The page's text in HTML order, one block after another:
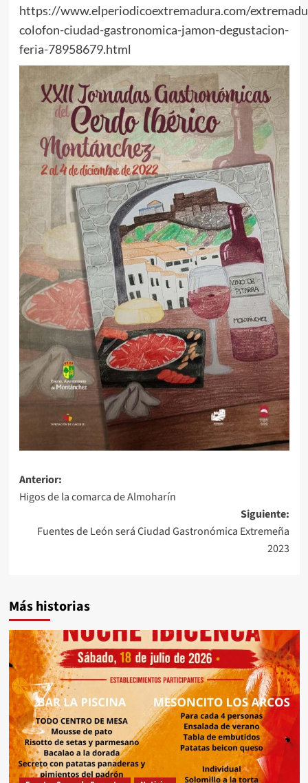
https://www.elperiodicoextremadura.com/
colofon-ciudad-gastronomica-jamon-degustacion-
feria-78958679.html
Navegación
de
entradas
Anterior:
Higos de la comarca de Almoharín
Siguiente:
Fuentes de León será Ciudad Gastronómica Extremeña
2023
Más historias